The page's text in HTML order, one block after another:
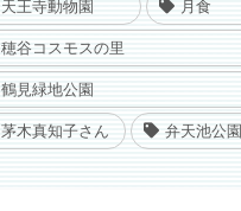
天王寺動物園 月食
穂谷コスモスの里
鶴見緑地公園
茅木真知子さん 弁天池公園